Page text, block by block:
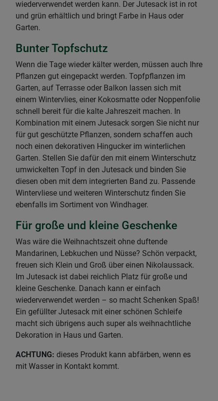
wiederverwendet werden kann. Der Jutesack ist in rot
und grün erhältlich und bringt Farbe in Haus oder
Garten.
Bunter Topfschutz
Wenn die Tage wieder kälter werden, müssen auch Ihre
Pflanzen gut eingepackt werden. Topfpflanzen im
Garten, auf Terrasse oder Balkon lassen sich mit
einem Wintervlies, einer Kokosmatte oder Noppenfolie
schnell bereit für die kalte Jahreszeit machen. In
Kombination mit einem Jutesack sorgen Sie nicht nur
für gut geschützte Pflanzen, sondern schaffen auch
noch einen dekorativen Hingucker im winterlichen
Garten. Stellen Sie dafür den mit einem Winterschutz
umwickelten Topf in den Jutesack und binden Sie
diesen oben mit dem integrierten Band zu. Passende
Wintervliese und weiteren Winterschutz finden Sie
ebenfalls im Sortiment von Windhager.
Für große und kleine Geschenke
Was wäre die Weihnachtszeit ohne duftende
Mandarinen, Lebkuchen und Nüsse? Schön verpackt,
freuen sich Klein und Groß über einen Nikolaussack.
Im Jutesack ist dabei reichlich Platz für große und
kleine Geschenke. Danach kann er einfach
wiederverwendet werden – so macht Schenken Spaß!
Ein gefüllter Jutesack mit einer schönen Schleife
macht sich übrigens auch super als weihnachtliche
Dekoration in Haus und Garten.
ACHTUNG: dieses Produkt kann abfärben, wenn es
mit Wasser in Kontakt kommt.